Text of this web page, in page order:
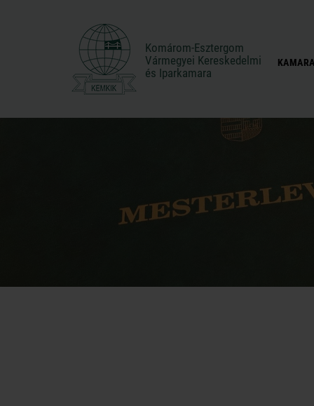
Komárom-Esztergom
Vármegyei Kereskedelmi
és Iparkamara
Komárom-Esztergom
Vármegyei Kereskedelmi
és Iparkamara